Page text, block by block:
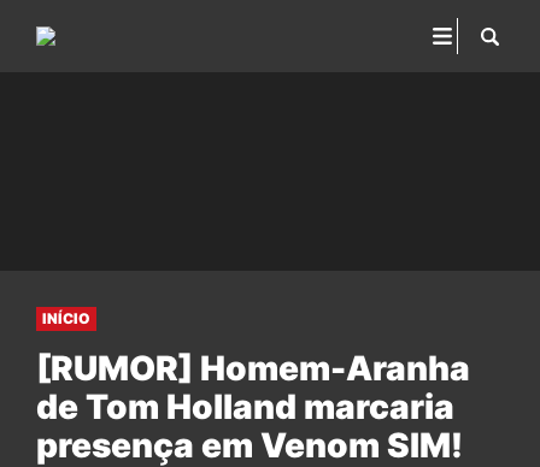
INÍCIO
[RUMOR] Homem-Aranha
de Tom Holland marcaria
presença em Venom SIM!